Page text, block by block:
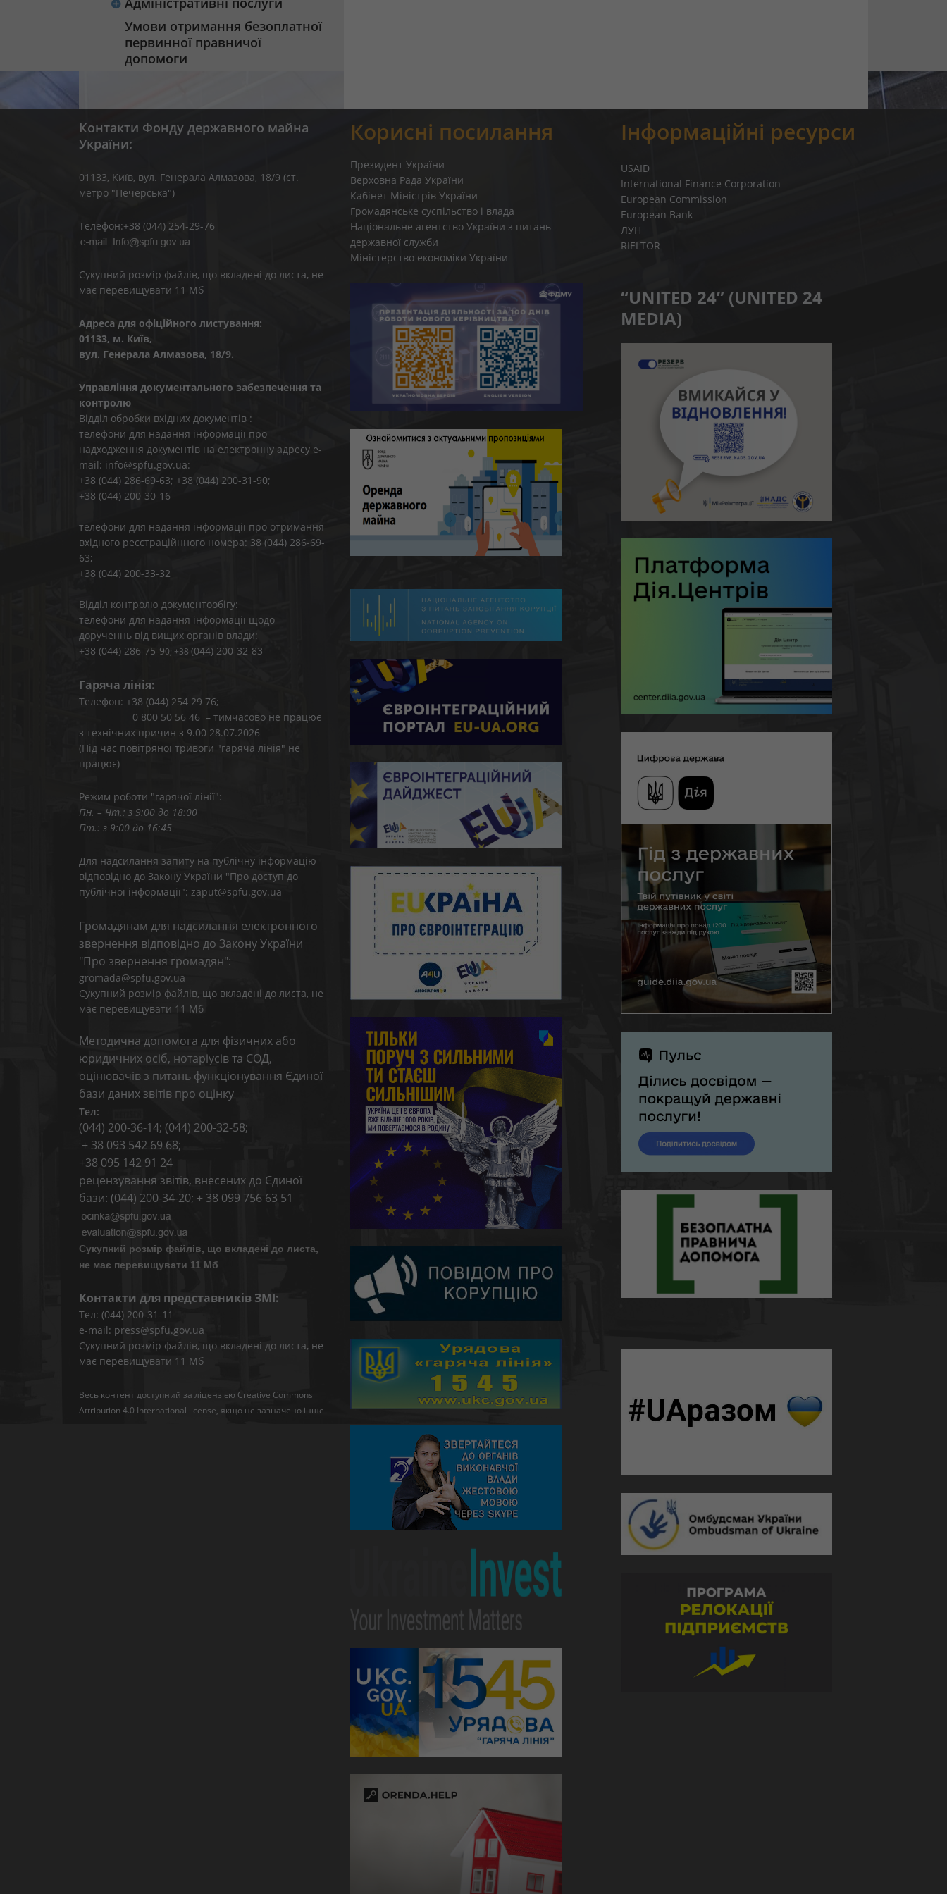
Умови отримання безоплатної
первинної правничої
допомоги
Контакти Фонду державного майна
України:
01133, Kиїв, вул. Генерала Алмазова, 18/9 (ст.
метро "Печерська")
Телефон:+38 (044) 254-29-76
Сукупний розмір файлів, що вкладені до листа, не
має перевищувати 11 Мб
Адреса для офіційного листування:
01133, м. Київ,
вул. Генерала Алмазова, 18/9.
Управління документального забезпечення та
контролю
Відділ обробки вхідних документів :
телефони для надання інформації про
надходження документів на електронну адресу e-
mail: info@spfu.gov.ua:
+38 (044) 286-69-63; +38 (044) 200-31-90;
+38 (044) 200-30-16
телефони для надання інформації про отримання
вхідного реєстраційнного номера: 38 (044) 286-69-
63;
+38 (044) 200-33-32
Відділ контролю документообігу:
телефони для надання інформації щодо
дорученнь від вищих органів влади:
+38 (044) 286-75-90; +38 (044) 200-32-83
Гаряча лінія:
Телефон: +38 (044) 254 29 76;
0 800 50 56 46 – тимчасово не працює
з технічних причин з 9.00 28.07.2026
(Під час повітряної тривоги "гаряча лінія" не
працює)
Режим роботи "гарячої лінії":
Пн. – Чт.: з 9:00 до 18:00
Пт.: з 9:00 до 16:45
Для надсилання запиту на публічну інформацію
відповідно до Закону України "Про доступ до
публічної інформації": zaput@spfu.gov.ua
Громадянам для надсилання електронного
звернення відповідно до Закону України
"Про звернення громадян":
gromada@spfu.gov.ua
Сукупний розмір файлів, що вкладені до листа, не
має перевищувати 11 Мб
Методична допомога для фізичних або
юридичних осіб, нотаріусів та СОД,
оцінювачів з питань функціонування Єдиної
бази даних звітів про оцінку
Тел:
(044) 200-36-14; (044) 200-32-58;
+ 38 093 542 69 68;
+38 095 142 91 24
рецензування звітів, внесених до Єдиної
бази: (044) 200-34-20; + 38 099 756 63 51
Сукупний розмір файлів, що вкладені до листа,
не має перевищувати 11 Мб
Контакти для представників ЗМІ:
Тел: (044) 200-31-11
e-mail: press@spfu.gov.ua
Сукупний розмір файлів, що вкладені до листа, не
має перевищувати 11 Мб
Весь контент доступний за ліцензією Creative Commons
Attribution 4.0 International license, якщо не зазначено інше
Корисні посилання
Президент України
Верховна Рада України
Кабінет Міністрів України
Громадянське суспільство і влада
Національне агентство України з питань
державної служби
Міністерство економіки України
Інформаційні ресурси
USAID
International Finance Corporation
European Commission
European Bank
ЛУН
RIELTOR
“UNITED 24” (UNITED 24
MEDIA)